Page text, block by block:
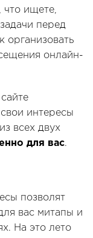
что ищете,
перед
организовать
онлайн-
интересы
из всех двух
для вас.
позволят
вас митапы и
На это лето